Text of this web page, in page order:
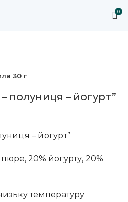
0
30 г
полуниця – йогурт”
– йогурт”
20% йогурту, 20%
температуру